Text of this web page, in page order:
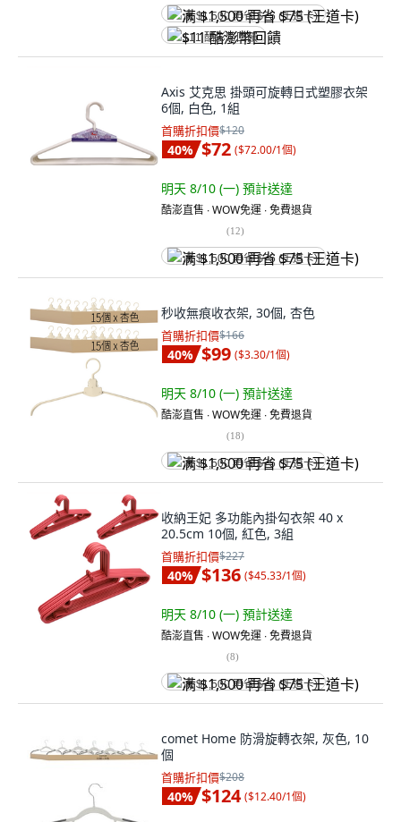
满 $1,500 再省 $75 (王道卡)
$11 酷澎幣回饋
Axis 艾克思 掛頭可旋轉日式塑膠衣架
6個, 白色, 1組
首購折扣價$120
40% $72 ($72.00/1個)
明天 8/10 (一) 預計送達
酷澎直售 ∙ WOW免運 ∙ 免費退貨
(12)
满 $1,500 再省 $75 (王道卡)
秒收無痕收衣架, 30個, 杏色
首購折扣價$166
40% $99 ($3.30/1個)
明天 8/10 (一) 預計送達
酷澎直售 ∙ WOW免運 ∙ 免費退貨
(18)
满 $1,500 再省 $75 (王道卡)
收納王妃 多功能內掛勾衣架 40 x
20.5cm 10個, 紅色, 3組
首購折扣價$227
40% $136 ($45.33/1個)
明天 8/10 (一) 預計送達
酷澎直售 ∙ WOW免運 ∙ 免費退貨
(8)
满 $1,500 再省 $75 (王道卡)
comet Home 防滑旋轉衣架, 灰色, 10
個
首購折扣價$208
40% $124 ($12.40/1個)